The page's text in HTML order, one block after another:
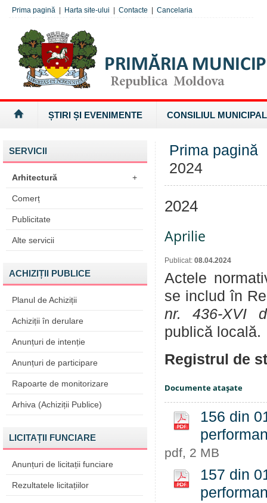
Prima pagină Harta site-ului Contacte Cancelaria
ȘTIRI ȘI EVENIMENTE CONSILIUL MUNICIPAL
SERVICII
Arhitectură +
Comerț
Publicitate
Alte servicii
ACHIZIȚII PUBLICE
Planul de Achiziții
Achiziții în derulare
Anunțuri de intenție
Anunțuri de participare
Rapoarte de monitorizare
Arhiva (Achiziții Publice)
LICITAȚII FUNCIARE
Anunțuri de licitații funciare
Rezultatele licitațiilor
Prima pagină
2024
2024
Aprilie
Publicat: 08.04.2024
Actele
se includ în
nr. 436-XVI
publică locală.
Registrul de
Documente ataşate
156 din
pdf, 2 MB
157 din